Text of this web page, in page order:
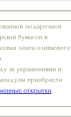
подарочной
бумагой в
лента оливкового
за украшениями и
приобрести
открытки